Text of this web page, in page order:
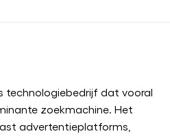
technologiebedrijf dat vooral
zoekmachine. Het
advertentieplatforms,